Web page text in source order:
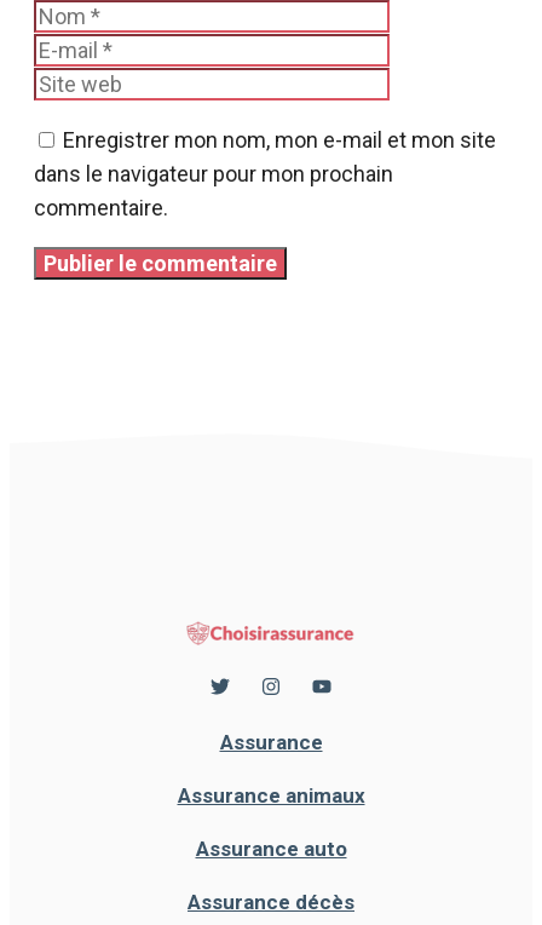
Nom
Enregistrer mon nom, mon e-mail et mon site
dans le navigateur pour mon prochain
commentaire.
Assurance
Assurance animaux
Assurance auto
Assurance décès